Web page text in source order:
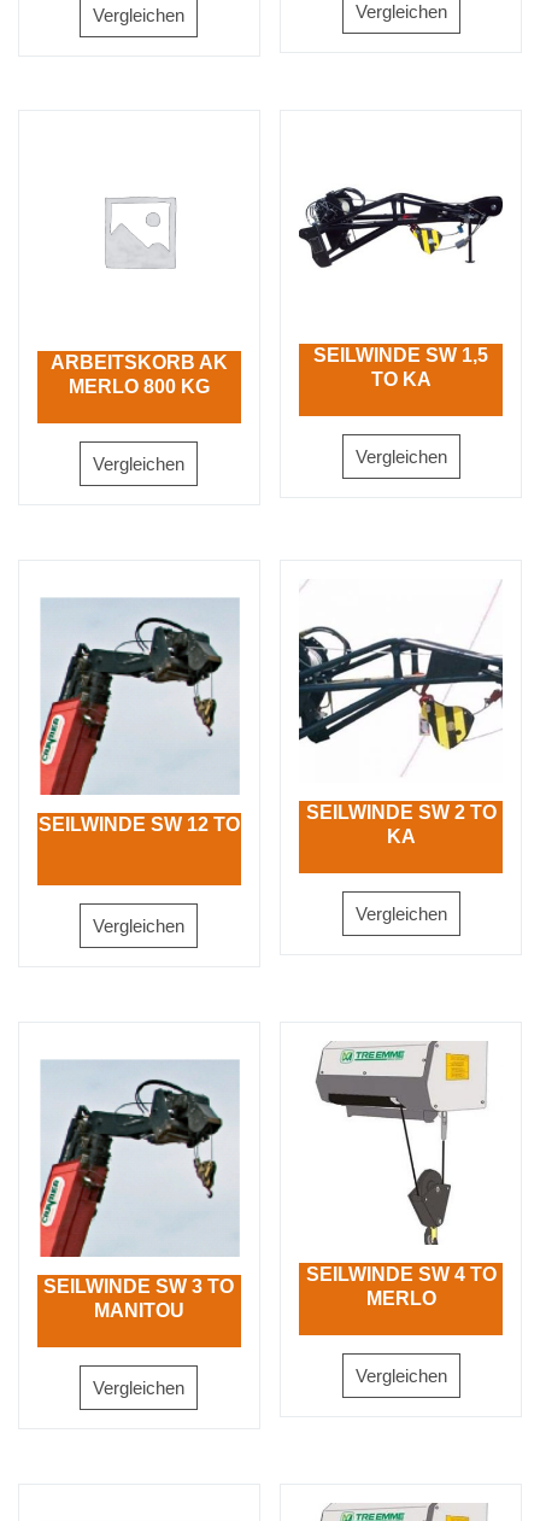
Vergleichen Vergleichen
ARBEITSKORB AK
MERLO 800 KG
Vergleichen
SEILWINDE SW 1,5
TO KA
Vergleichen
SEILWINDE SW 12 TO
Vergleichen
SEILWINDE SW 2 TO
KA
Vergleichen
SEILWINDE SW 3 TO
MANITOU
Vergleichen
SEILWINDE SW 4 TO
MERLO
Vergleichen